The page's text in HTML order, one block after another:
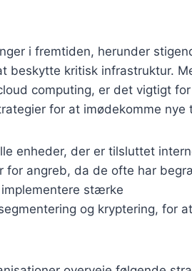
i fremtiden, herunder
beskytte kritisk infrastruktur.
computing, er det vigtigt for
for at imødekomme nye
enheder, der er tilsluttet
for angreb, da de ofte har
stærke
og kryptering, for